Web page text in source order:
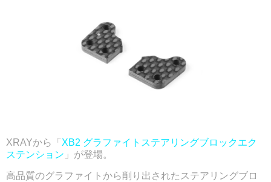
XRAYから「 XB2 グラファイトステアリングブロックエク
ステンション 」が登場。
高品質のグラファイトから削り出されたステアリングブロ